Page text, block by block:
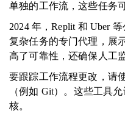
单独的工作流，这些任务
2024 年，Replit 和 Uber
复杂任务的专门代理，展
高了可靠性，还确保人工
要跟踪工作流程更改，请
（例如 Git）。这些工具
核。